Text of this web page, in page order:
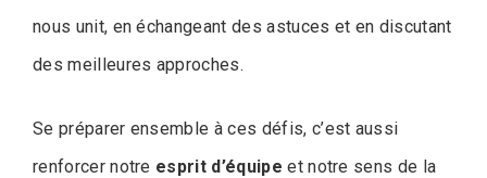
nous unit, en échangeant des astuces et en discutant
des meilleures approches.
Se préparer ensemble à ces défis, c’est aussi
renforcer notre esprit d’équipe et notre sens de la